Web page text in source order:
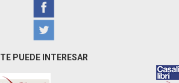
TE PUEDE INTERESAR